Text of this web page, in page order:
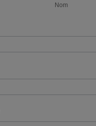
Nom